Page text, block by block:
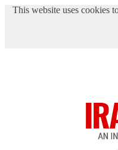
This website uses cookies